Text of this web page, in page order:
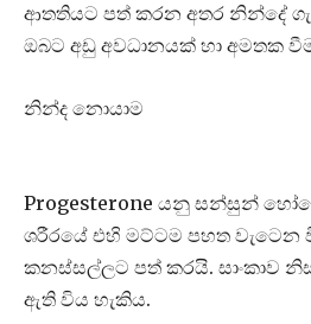
ආතතියට පත් කරන අතර නින්දේ
ඔබට අඩු අවධානයක් හා අමතක
නින්ද නොයාම
Progesterone යනු සන්සුන්
ශරීරයේ එහි මට්ටම පහත වැටෙන
කනස්සල්ලට පත් කරයි. සාංකාව
ඇති විය හැකිය.